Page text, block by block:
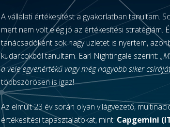
A vállalati értékesítést a gyakorlatban tanultam.
mert nem volt elég jó az értékesítési stratégiám.
tanácsadóként sok nagy üzletet is nyertem,
kudarcokból tanultam. Earl Nightingale szerint:
a vele egyenértékű vagy még nagyobb siker
többszörösen is igaz!
Az elmúlt 23 év során olyan világvezető,
értékesítési tapasztalatokat, mint: Capgemini